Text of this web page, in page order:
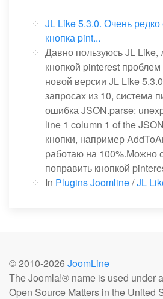
JL Like 5.3.0. Очень
кнопка pint...
Давно пользуюсь JL Like,
кнопкой pinterest
новой версии JL Like
запросах из 10, система
ошибка JSON.parse:
line 1 column 1 of the
кнопки, например
работаю на 100%.Можно
поправить кнопкой
In Plugins Joomline/JL
© 2010-2026 JoomLine
The Joomla!® name is used under
Open Source Matters in the United